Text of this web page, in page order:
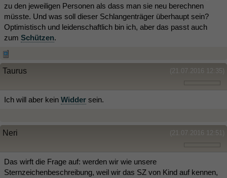
zu den jeweiligen Personen als dass man sie neu berechnen
müsste. Und was soll dieser Schlangenträger überhaupt sein?
Optimistisch und leidenschaftlich bin ich, aber das passt auch
zum Schützen.
(21.07.2016 12:35)
Taurus
Ich will aber kein Widder sein.
(21.07.2016 12:51)
Neri
Das wirft die Frage auf: werden wir wie unsere
Sternzeichenbeschreibung, weil wir das SZ von Kind auf kennen,